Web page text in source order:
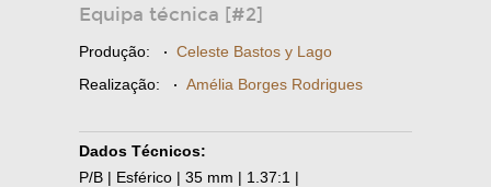
Equipa técnica [#2]
Produção: · Celeste Bastos y Lago
Realização: · Amélia Borges Rodrigues
Dados Técnicos:
P/B | Esférico | 35 mm | 1.37:1 |